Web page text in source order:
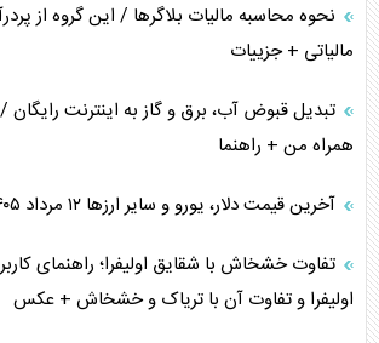
نحوه محاسبه مالیات بلاگر‌ها / این گروه از
مالیاتی + جزییات
تبدیل قبوض آب، برق و گاز به اینترنت
همراه من + راهنما
آخرین قیمت دلار، یورو و سایر ارز‌ها ۱۲ مرداد ۱۴۰۵ / جدول
تفاوت خشخاش با شقایق اولیفرا؛ راهنمای
اولیفرا و تفاوت آن با تریاک و خشخاش + عکس